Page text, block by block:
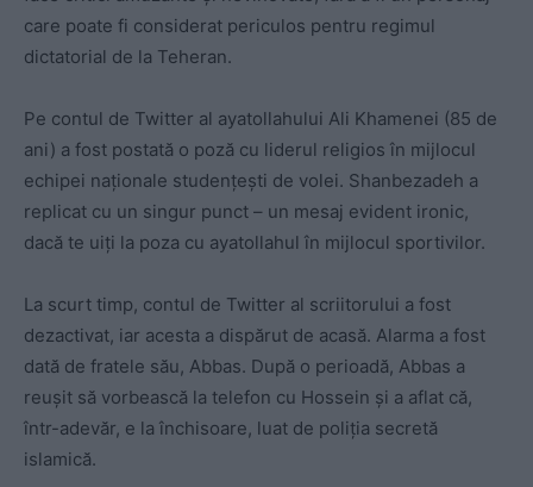
care poate fi considerat periculos pentru regimul
dictatorial de la Teheran.
Pe contul de Twitter al ayatollahului Ali Khamenei (85 de
ani) a fost postată o poză cu liderul religios în mijlocul
echipei naționale studențești de volei. Shanbezadeh a
replicat cu un singur punct – un mesaj evident ironic,
dacă te uiți la poza cu ayatollahul în mijlocul sportivilor.
La scurt timp, contul de Twitter al scriitorului a fost
dezactivat, iar acesta a dispărut de acasă. Alarma a fost
dată de fratele său, Abbas. După o perioadă, Abbas a
reușit să vorbească la telefon cu Hossein și a aflat că,
într-adevăr, e la închisoare, luat de poliția secretă
islamică.